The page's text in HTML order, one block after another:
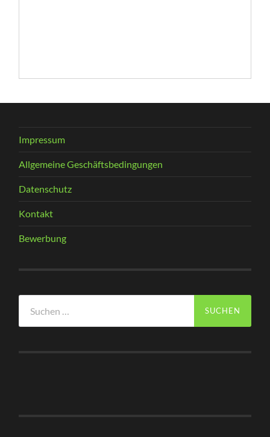
Impressum
Allgemeine Geschäftsbedingungen
Datenschutz
Kontakt
Bewerbung
nach: